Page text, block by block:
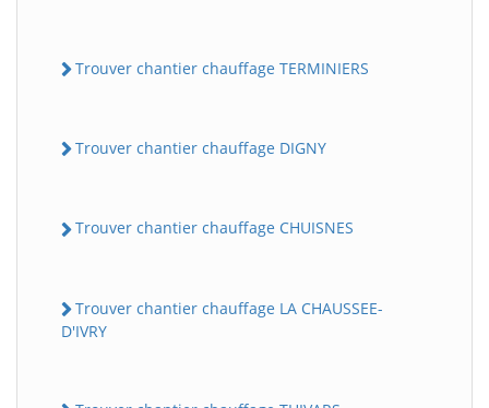
Trouver chantier chauffage TERMINIERS
Trouver chantier chauffage DIGNY
Trouver chantier chauffage CHUISNES
Trouver chantier chauffage LA CHAUSSEE-
D'IVRY